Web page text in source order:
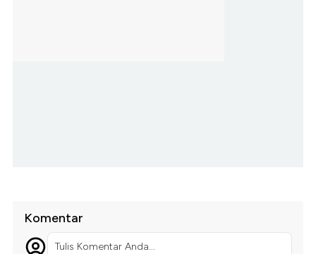
Komentar
Tulis Komentar Anda...